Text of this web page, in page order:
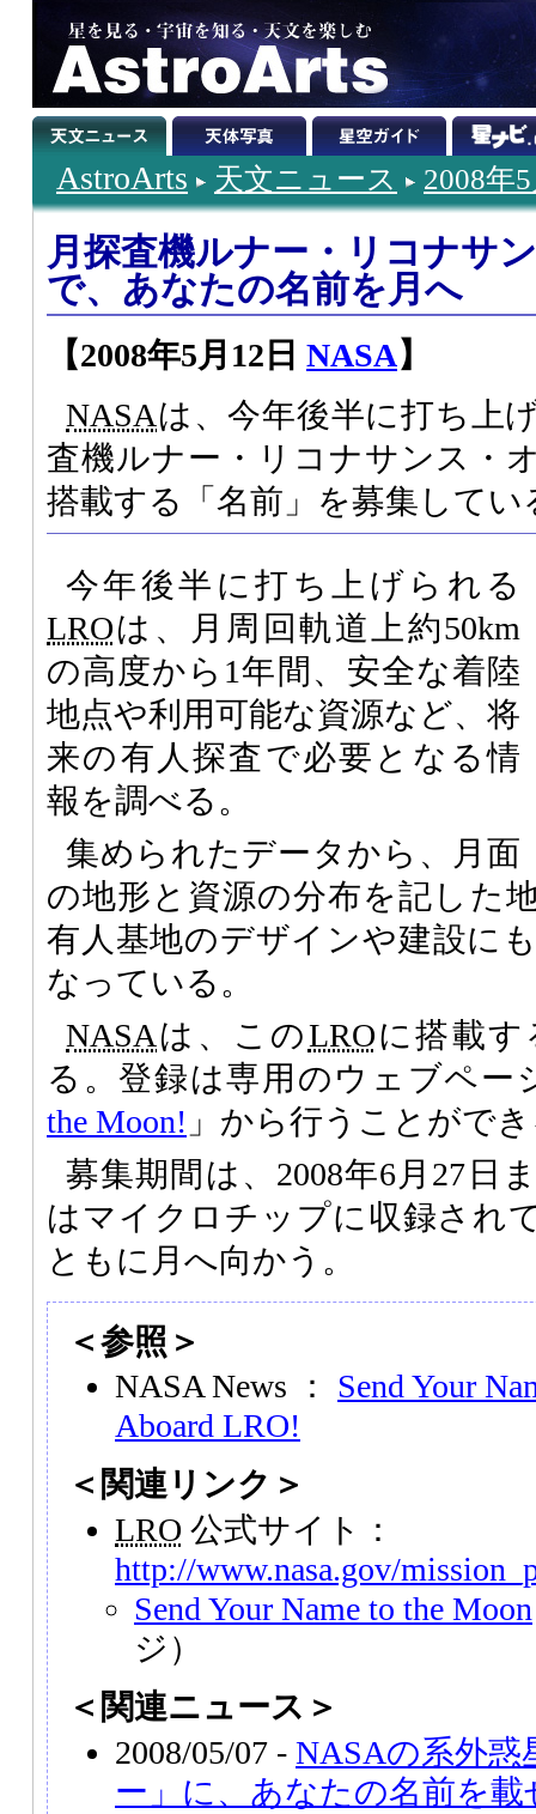
AstroArts 天文ニュース 2008年
月探査機ルナー・リコナサ
で、あなたの名前を月へ
【2008年5月12日 NASA】
NASAは、今年後半に打ち上
査機ルナー・リコナサンス・
搭載する「名前」を募集してい
今年後半に打ち上げられる
LROは、月周回軌道上約50km
の高度から1年間、安全な着陸
地点や利用可能な資源など、将
来の有人探査で必要となる情
報を調べる。
集められたデータから、月面
の地形と資源の分布を記した
有人基地のデザインや建設に
なっている。
NASAは、このLROに搭載
る。登録は専用のウェブペー
the Moon! 」から行うことがで
募集期間は、2008年6月27日
はマイクロチップに収録され
ともに月へ向かう。
＜参照＞
NASA News ： Send Your
Aboard LRO!
＜関連リンク＞
LRO 公式サイト：
http://www.nasa.gov/
Send Your Name to the Moon
ジ）
＜関連ニュース＞
2008/05/07 - NASAの系外惑
ー」に、あなたの名前を載